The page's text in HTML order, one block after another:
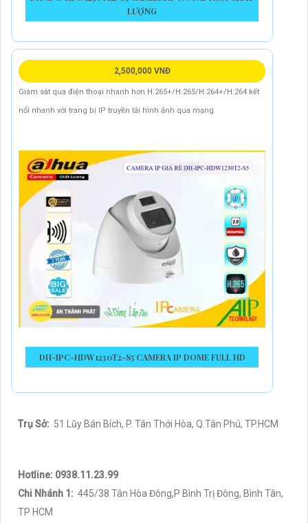
LƯỢNG
DH-IPC-HDW1230T2-S5 CAMERA IP DOME FULL HD
2,500,000 VNĐ
Giám sát qua điện thoại nhanh hơn H.265+/H.265/H.264+/H.264 kết
nối nhanh với trang bị IP truyền tải hình ảnh qua mạng
Trụ Sở: 51 Lũy Bán Bích, P. Tân Thới Hòa, Q.Tân Phú, TP.HCM
Hotline: 0938.11.23.99
Chi Nhánh 1: 445/38 Tân Hòa Đông,P Bình Trị Đông, Bình Tân,
TP HCM